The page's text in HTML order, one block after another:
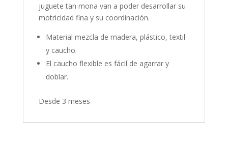
juguete tan mona van a poder desarrollar su
motricidad fina y su coordinación.
Material mezcla de madera, plástico, textil
y caucho.
El caucho flexible es fácil de agarrar y
doblar.
Desde 3 meses